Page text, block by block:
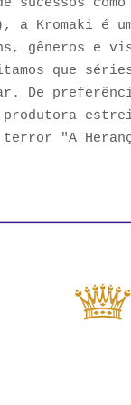
sucessos
a Kromaki é
gêneros e
que
De
"A